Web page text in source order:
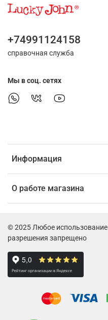
Информация
О работе магазина
+74991124158
справочная служба
Мы в соц. сетях
© 2025 Любое использование
разрешения запрещено